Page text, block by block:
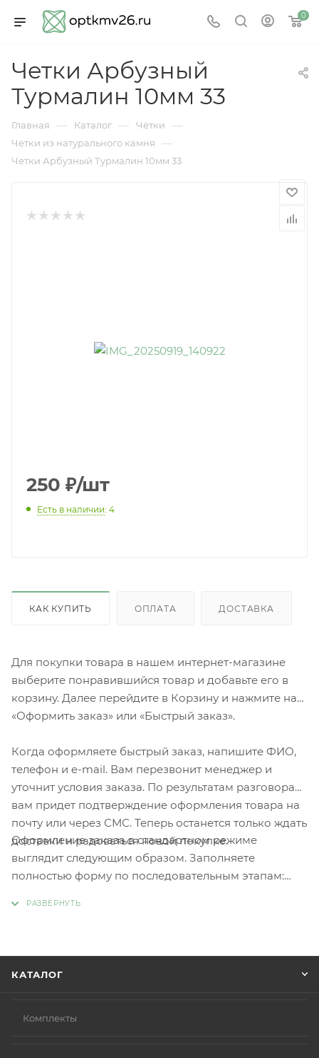
0
Четки Арбузный
Турмалин 10мм 33
Главная — Каталог — Чётки —
Четки из натурального камня —
Четки Арбузный Турмалин 10мм 33
250 ₽/шт
Есть в наличии: 4
КАК КУПИТЬ ОПЛАТА ДОСТАВКА
Для покупки товара в нашем интернет-магазине
выберите понравившийся товар и добавьте его в
корзину. Далее перейдите в Корзину и нажмите на
«Оформить заказ» или «Быстрый заказ».
Когда оформляете быстрый заказ, напишите ФИО,
телефон и e-mail. Вам перезвонит менеджер и
уточнит условия заказа. По результатам разговора
вам придет подтверждение оформления товара на
почту или через СМС. Теперь останется только ждать
доставки и радоваться новой покупке.
Оформление заказа в стандартном режиме
выглядит следующим образом. Заполняете
полностью форму по последовательным этапам:
КАТАЛОГ
Комплекты